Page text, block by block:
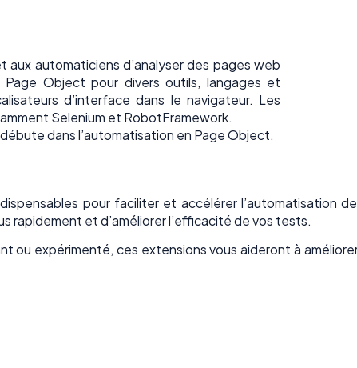
aux automaticiens d’analyser des pages web
Object pour divers outils, langages et
d’interface dans le navigateur. Les
Selenium et RobotFramework.
dans l’automatisation en Page Object.
pour faciliter et accélérer l’automatisation
rapidement et d’améliorer l’efficacité de vos tests.
ou expérimenté, ces extensions vous aideront à